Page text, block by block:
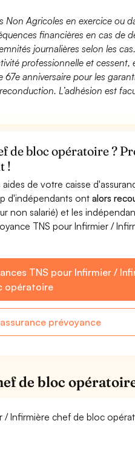
Non Agricoles en exercice ou
financières en cas de
journalières selon les
professionnelle et
anniversaire pour les
L’adhésion est
bloc opératoire ?
!
de votre caisse
d'indépendants ont alors
non salarié) et les
TNS pour Infirmier /
TNS pour Infirmier /
opératoire
prévoyance
de bloc
/ Infirmière chef de bloc